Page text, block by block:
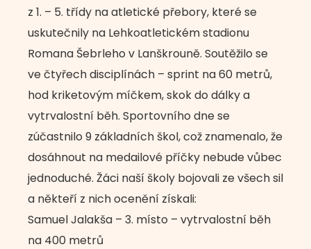
z 1. – 5. třídy na atletické přebory, které se
uskutečnily na Lehkoatletickém stadionu
Romana Šebrleho v Lanškrouně. Soutěžilo se
ve čtyřech disciplínách – sprint na 60 metrů,
hod kriketovým míčkem, skok do dálky a
vytrvalostní běh. Sportovního dne se
zúčastnilo 9 základních škol, což znamenalo, že
dosáhnout na medailové příčky nebude vůbec
jednoduché. Žáci naší školy bojovali ze všech sil
a někteří z nich ocenění získali:
Samuel Jalakša – 3. místo – vytrvalostní běh
na 400 metrů